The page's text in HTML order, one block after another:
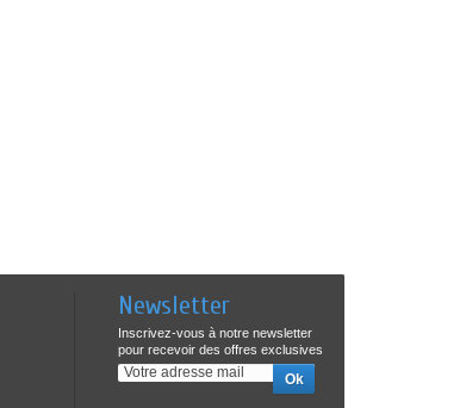
Newsletter
Inscrivez-vous à notre newsletter
pour recevoir des offres exclusives